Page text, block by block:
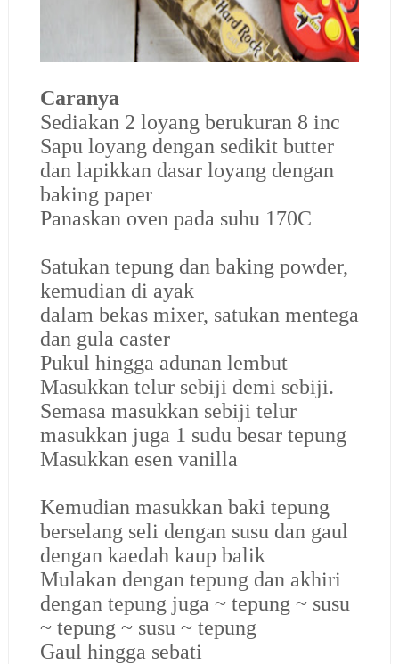
Caranya
Sediakan 2 loyang berukuran 8 inc
Sapu loyang dengan sedikit butter
dan lapikkan dasar loyang dengan
baking paper
Panaskan oven pada suhu 170C
Satukan tepung dan baking powder,
kemudian di ayak
dalam bekas mixer, satukan mentega
dan gula caster
Pukul hingga adunan lembut
Masukkan telur sebiji demi sebiji.
Semasa masukkan sebiji telur
masukkan juga 1 sudu besar tepung
Masukkan esen vanilla
Kemudian masukkan baki tepung
berselang seli dengan susu dan gaul
dengan kaedah kaup balik
Mulakan dengan tepung dan akhiri
dengan tepung juga ~ tepung ~ susu
~ tepung ~ susu ~ tepung
Gaul hingga sebati